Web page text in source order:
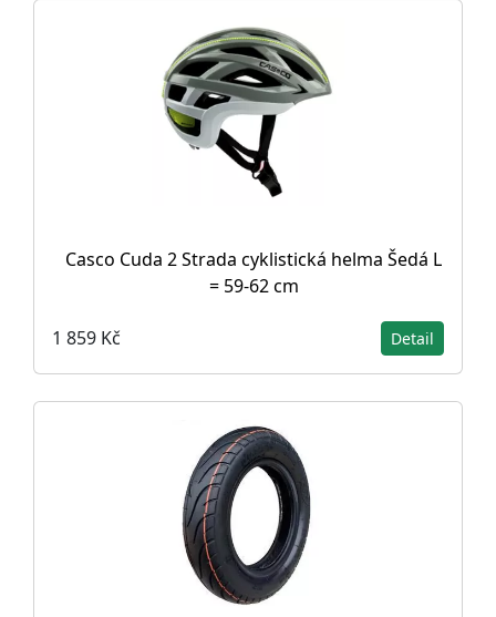
Casco Cuda 2 Strada cyklistická helma Šedá L
= 59-62 cm
1 859 Kč Detail